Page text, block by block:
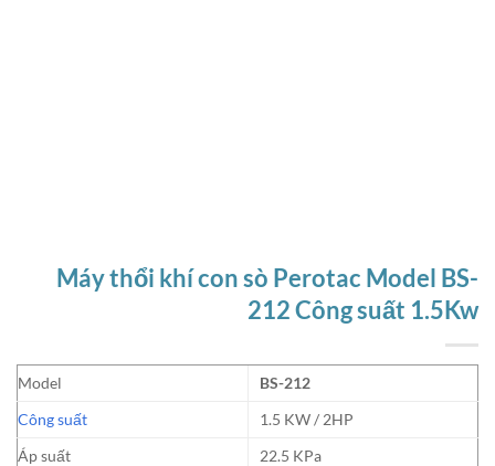
Máy thổi khí con sò Perotac Model BS-
212 Công suất 1.5Kw
Model
BS-212
Công suất
1.5 KW / 2HP
Áp suất
22.5 KPa